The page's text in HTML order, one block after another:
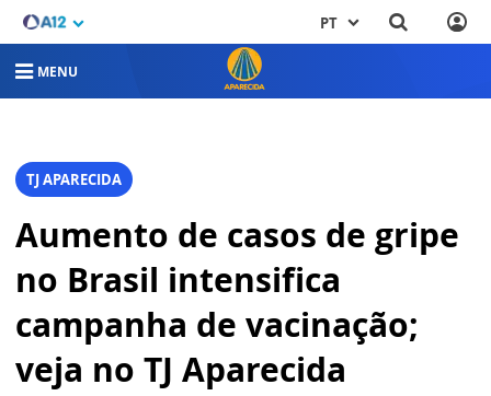
PT
MENU
TJ APARECIDA
Aumento de casos de gripe
no Brasil intensifica
campanha de vacinação;
veja no TJ Aparecida